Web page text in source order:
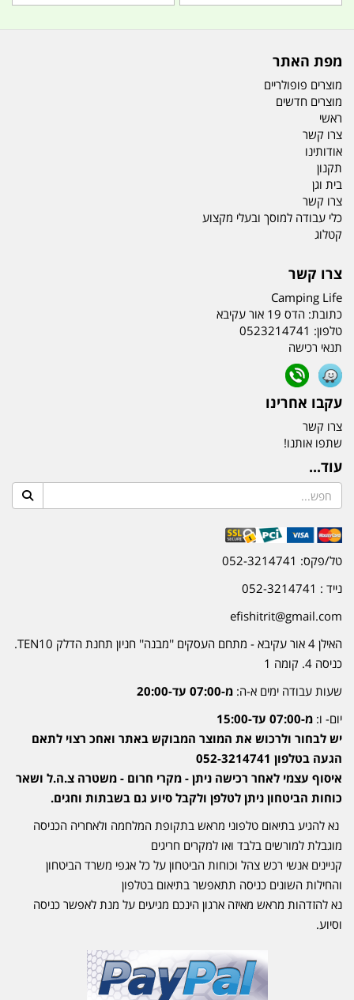
מפת האתר
מוצרים פופולריים
מוצרים חדשים
ראשי
צרו קשר
אודותינו
תקנון
בית וגן
צרו קשר
כלי עבודה למוסך ובעלי מקצוע
קטלוג
צרו קשר
Camping Life
כתובת: הדס 19 אור עקיבא
טלפון: 0523214741
תנאי רכישה
עקבו אחרינו
צרו קשר
שתפו אותנו!
עוד...
טל/פקס: 052-3214741
נייד : 052-3214741
efishitrit@gmail.com
האילן 4 אור עקיבא - מתחם העסקים ''מבנה'' חניון תחנת הדלק TEN10.
כניסה 4. קומה 1
שעות עבודה ימים א-ה: מ-07:00 עד-20:00
יום- ו: מ-07:00 עד-15:00
יש לבחור ולרכוש את המוצר המבוקש באתר ואחכ רצוי לתאם
הגעה בטלפון 052-3214741
איסוף עצמי לאחר רכישה ניתן - מקרי חרום - משטרה צ.ה.ל ושאר
כוחות הביטחון ניתן לטלפן ולקבל סיוע גם בשבתות וחגים.
נא להגיע בתיאום טלפוני מראש בתקופת המלחמה ולאחריה הכניסה
מוגבלת למורשים בלבד ואו למקרים חריגים
קניינים אנשי רכש צהל וכוחות הביטחון על כל אגפי משרד הביטחון
והחילות השונים כניסה תתאפשר בתיאום בטלפון
נא להזדהות מראש מאיזה ארגון הינכם מגיעים על מנת לאפשר כניסה
וסיוע.